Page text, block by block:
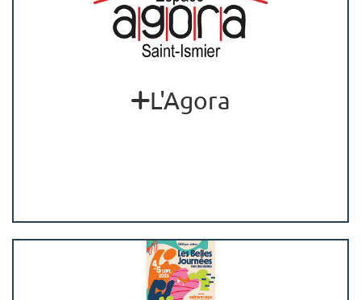
L'Agora